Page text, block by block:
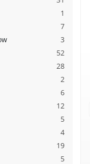
1
7
3
52
28
2
6
12
5
4
19
5